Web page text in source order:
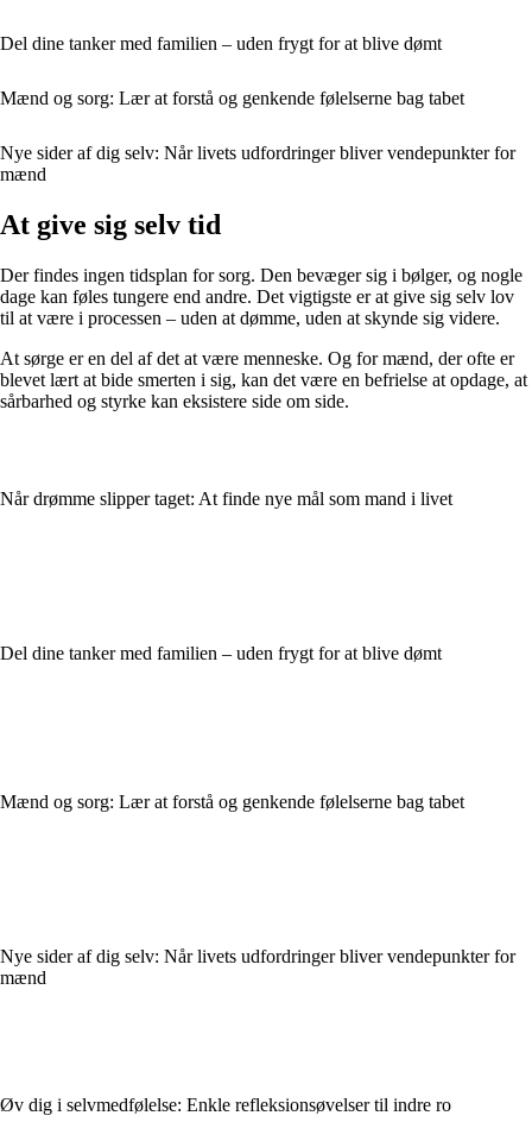
Del dine tanker med familien – uden frygt for at blive dømt
Mænd og sorg: Lær at forstå og genkende følelserne bag tabet
Nye sider af dig selv: Når livets udfordringer bliver vendepunkter for
mænd
At give sig selv tid
Der findes ingen tidsplan for sorg. Den bevæger sig i bølger, og nogle
dage kan føles tungere end andre. Det vigtigste er at give sig selv lov
til at være i processen – uden at dømme, uden at skynde sig videre.
At sørge er en del af det at være menneske. Og for mænd, der ofte er
blevet lært at bide smerten i sig, kan det være en befrielse at opdage, at
sårbarhed og styrke kan eksistere side om side.
Når drømme slipper taget: At finde nye mål som mand i livet
Del dine tanker med familien – uden frygt for at blive dømt
Mænd og sorg: Lær at forstå og genkende følelserne bag tabet
Nye sider af dig selv: Når livets udfordringer bliver vendepunkter for
mænd
Øv dig i selvmedfølelse: Enkle refleksionsøvelser til indre ro